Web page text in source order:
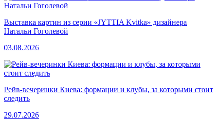
Выставка картин из серии «JYTTIA Kvitka» дизайнера
Натальи Гоголевой
03.08.2026
Рейв-вечеринки Киева: формации и клубы, за которыми стоит
следить
29.07.2026